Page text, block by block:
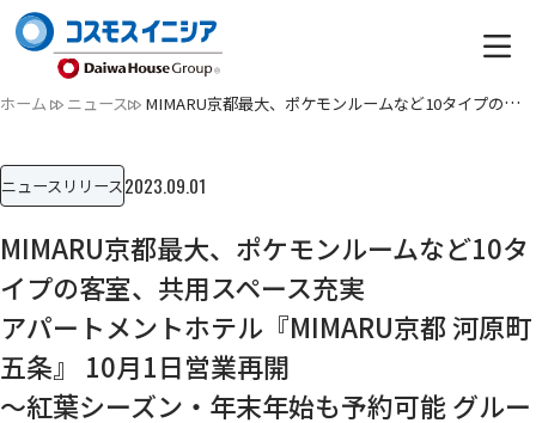
ホーム ニュース MIMARU京都最大、ポケモンルームなど10タイプの客室、共用スペ…
ニュースリリース2023.09.01
MIMARU京都最大、ポケモンルームなど10タ
イプの客室、共用スペース充実
アパートメントホテル『MIMARU京都 河原町
五条』 10月1日営業再開
〜紅葉シーズン・年末年始も予約可能 グルー